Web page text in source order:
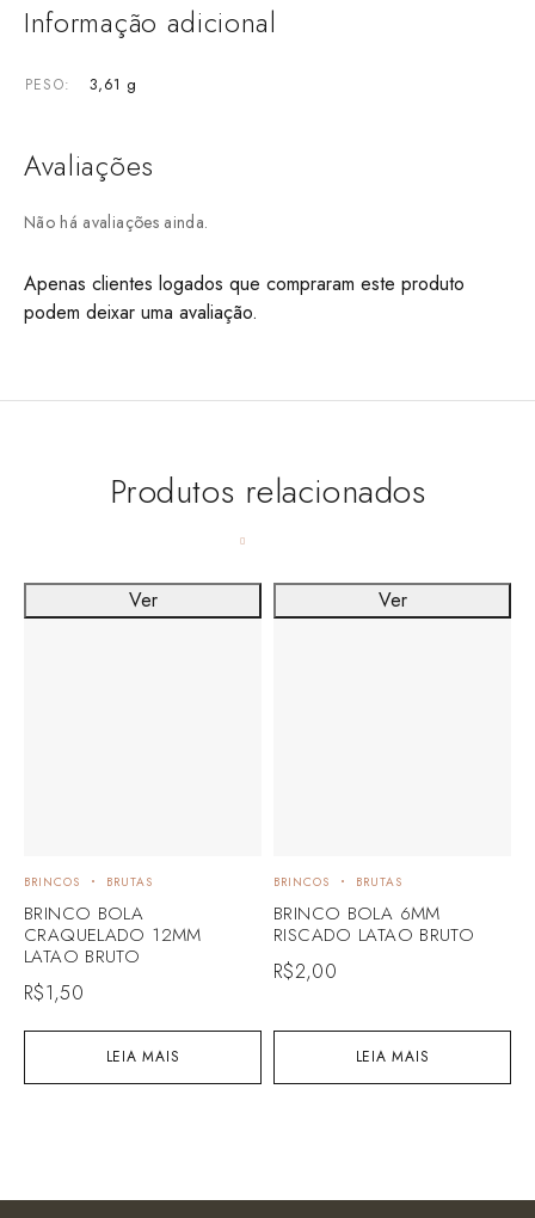
Informação adicional
PESO 3,61 g
Avaliações
Não há avaliações ainda.
Apenas clientes logados que compraram este produto
podem deixar uma avaliação.
Produtos relacionados
LEIA MAIS
BRINCOS BRUTAS
BRINCO BOLA
CRAQUELADO 12MM
LATAO BRUTO
R$1,50
Ver
LEIA MAIS
BRINCOS BRUTAS
BRINCO BOLA 6MM
RISCADO LATAO BRUTO
R$2,00
Ver